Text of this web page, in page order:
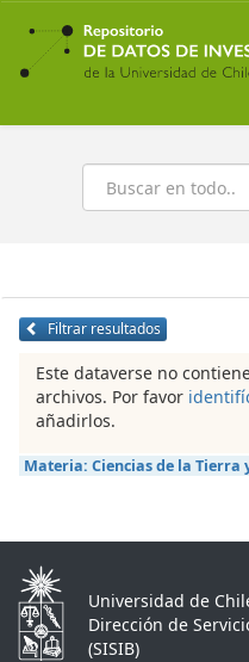
Ir
contenido
principal
Buscar
Filtrar resultados
Este dataverse no
archivos. Por favor
añadirlos.
Materia: Ciencias de la Tierra
Universidad de
Dirección de
(SISIB)